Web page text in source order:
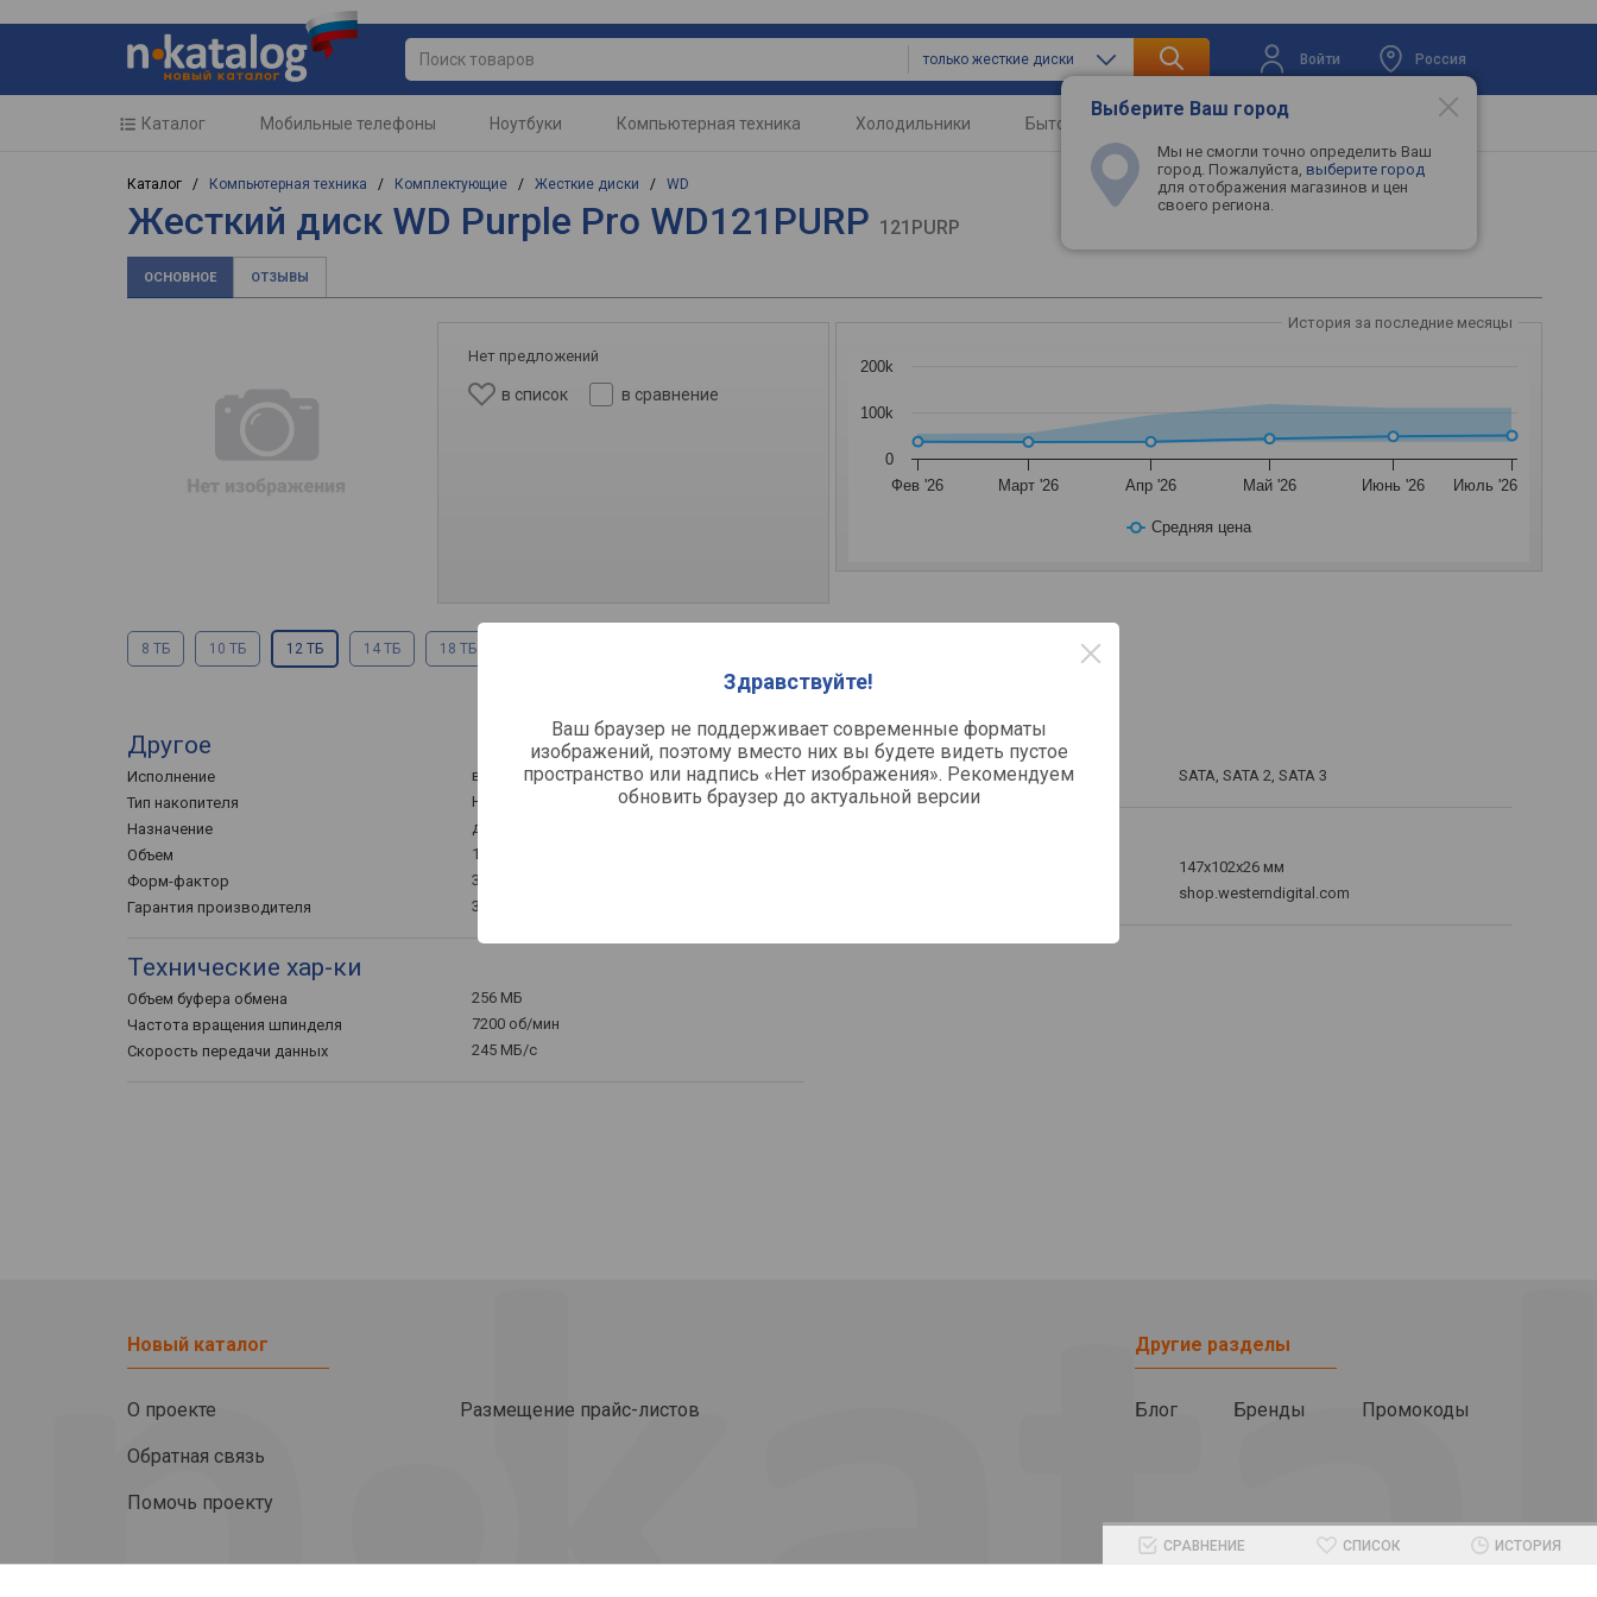
только жесткие диски Войти Россия
Выберите Ваш город
Мы не смогли точно определить Ваш
город. Пожалуйста, выберите город
для отображения магазинов и цен
своего региона.
Ваш браузер не поддерживает современные форматы
изображений, поэтому вместо них вы будете видеть пустое
пространство или надпись «Нет изображения». Рекомендуем
Каталог Мобильные телефоны Ноутбуки Компьютерная техника Холодильники Бытовая техника Телевизоры
Каталог / Компьютерная техника / Комплектующие / Жесткие диски / WD
Жесткий диск WD Purple Pro WD121PURP 121PURP
ОСНОВНОЕ ОТЗЫВЫ
Нет предложений
в список в сравнение
История за последние месяцы
Средняя цена
Фев '26 Март '26 Апр '26 Май '26 Июнь '26 Июль '26
0
100k
200k
8 ТБ 10 ТБ 12 ТБ 14 ТБ 18 ТБ
Другое
Исполнение
встраиваемый
Тип накопителя
HDD
Назначение
для ПК
Объем
12000 ГБ
Форм-фактор
3.5 "
Гарантия производителя
3 года
Технические хар-ки
Объем буфера обмена
256 МБ
Частота вращения шпинделя
7200 об/мин
Скорость передачи данных
245 МБ/с
Подключение
Интерфейсы подключения SATA, SATA 2, SATA 3
147x102x26 мм
shop.westerndigital.com
Новый каталог
О проекте
Обратная связь
Помочь проекту
Размещение прайс-листов
Другие разделы
Блог Бренды Промокоды
СРАВНЕНИЕ СПИСОК ИСТОРИЯ